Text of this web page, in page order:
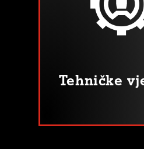
Tehničke